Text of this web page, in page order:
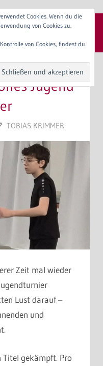
V. Menü
Jugend
TOBIAS KRIMMER
Zeit mal wieder
Lust darauf –
und
Titel gekämpft. Pro
Cookies. Wenn du die
von Cookies zu.
von Cookies, findest du